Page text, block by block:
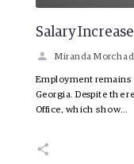
Salary Increase
Miranda
Employment remains
Georgia. Despite the
Office, which show…